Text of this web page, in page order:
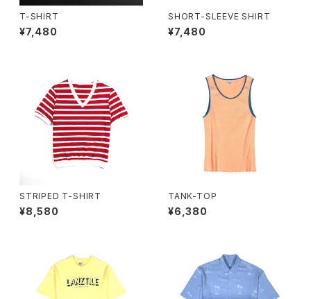
T-SHIRT
¥7,480
SHORT-SLEEVE SHIRT
¥7,480
STRIPED T-SHIRT
¥8,580
TANK-TOP
¥6,380